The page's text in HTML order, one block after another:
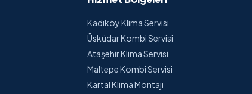
Kadıköy Klima Servisi
Üsküdar Kombi Servisi
Ataşehir Klima Servisi
Maltepe Kombi Servisi
Kartal Klima Montajı